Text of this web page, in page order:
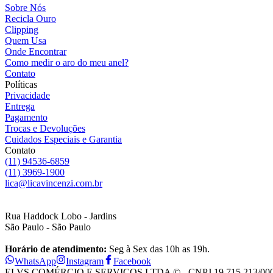
Sobre Nós
Recicla Ouro
Clipping
Quem Usa
Onde Encontrar
Como medir o aro do meu anel?
Contato
Políticas
Privacidade
Entrega
Pagamento
Trocas e Devoluções
Cuidados Especiais e Garantia
Contato
(11) 94536-6859
(11) 3969-1900
lica@licavincenzi.com.br
Rua Haddock Lobo - Jardins
São Paulo - São Paulo
Horário de atendimento: Seg à Sex das 10h as 19h.
WhatsApp
Instagram
Facebook